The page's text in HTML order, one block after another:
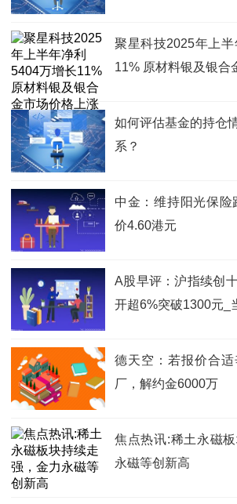
器壳体间产生缝隙
内-简讯
聚星科技2025年上
11% 原材料银及银合
如何评估基金的持仓
系？
中金：维持阳光保
价4.60港元
A股早评：沪指续创
开超6%突破1300元_
德天空：若报价合
厂，解约金6000万
焦点热讯:稀土永磁
永磁等创新高